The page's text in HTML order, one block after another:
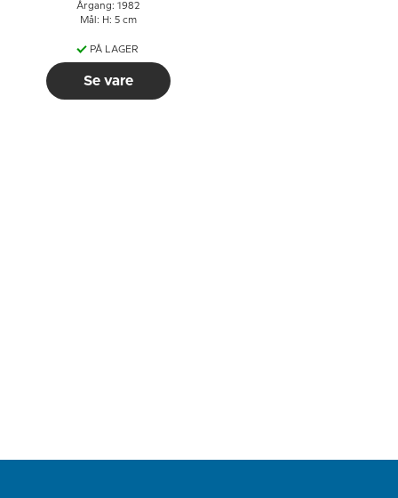
Årgang: 1982
Mål: H: 5 cm
PÅ LAGER
Se vare